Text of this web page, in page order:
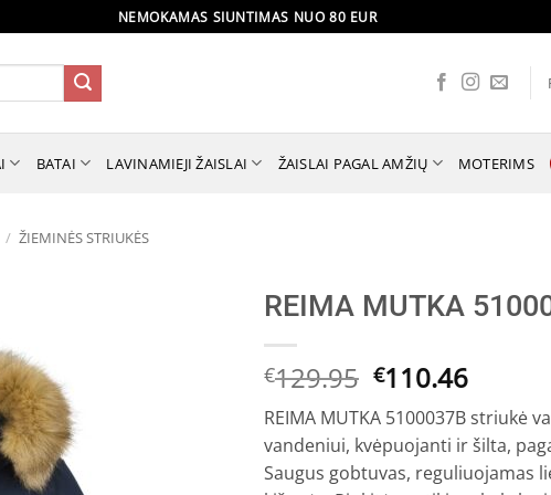
NEMOKAMAS SIUNTIMAS NUO 80 EUR
BATAI LAVINAMIEJI ŽAISLAI ŽAISLAI PAGAL AMŽIŲ MOTERIMS
/ ŽIEMINĖS STRIUKĖS
REIMA MUTKA
€129.95 Original
price
was:
€129.95.
€110.46Current
price
is:
REIMA MUTKA 5100037B striukė
vandeniui, kvėpuojanti ir šilta,
Saugus gobtuvas, reguliuojamas